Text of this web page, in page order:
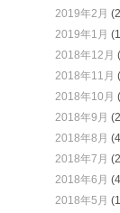
2019年2月
2019年1月
2018年12月
2018年11月
2018年10月
2018年9月
2018年8月
2018年7月
2018年6月
2018年5月